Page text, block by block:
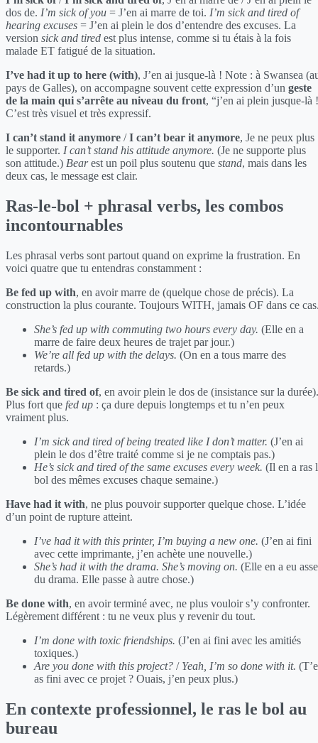
dos de. I’m sick of you = J’en ai marre de toi. I’m sick and tired of
hearing excuses = J’en ai plein le dos d’entendre des excuses. La
version sick and tired est plus intense, comme si tu étais à la fois
malade ET fatigué de la situation.
I’ve had it up to here (with), J’en ai jusque-là ! Note : à Swansea
pays de Galles), on accompagne souvent cette expression d’un geste
de la main qui s’arrête au niveau du front, “j’en ai plein jusque-là
C’est très visuel et très expressif.
I can’t stand it anymore /I can’t bear it anymore, Je ne peux plus
le supporter. I can’t stand his attitude anymore. (Je ne supporte plus
son attitude.) Bearest un poil plus soutenu que stand, mais dans les
deux cas, le message est clair.
Ras-le-bol + phrasal verbs, les combos
incontournables
Les phrasal verbs sont partout quand on exprime la frustration. En
voici quatre que tu entendras constamment :
Be fed up with, en avoir marre de (quelque chose de précis). La
construction la plus courante. Toujours WITH, jamais OF dans ce
She’s fed up with commuting two hours every day. (Elle en a
marre de faire deux heures de trajet par jour.)
We’re all fed up with the delays. (On en a tous marre des
retards.)
Be sick and tired of, en avoir plein le dos de (insistance sur la durée).
Plus fort que fed up : ça dure depuis longtemps et tu n’en peux
vraiment plus.
I’m sick and tired of being treated like I don’t matter. (J’en ai
plein le dos d’être traité comme si je ne comptais pas.)
He’s sick and tired of the same excuses every week. (Il en a ras
bol des mêmes excuses chaque semaine.)
Have had it with, ne plus pouvoir supporter quelque chose. L’idée
d’un point de rupture atteint.
I’ve had it with this printer, I’m buying a new one. (J’en ai fini
avec cette imprimante, j’en achète une nouvelle.)
She’s had it with the drama. She’s moving on. (Elle en a eu
du drama. Elle passe à autre chose.)
Be done with, en avoir terminé avec, ne plus vouloir s’y confronter.
Légèrement différent : tu ne veux plus y revenir du tout.
I’m done with toxic friendships. (J’en ai fini avec les amitiés
toxiques.)
Are you done with this project? / Yeah, I’m so done with it.
as fini avec ce projet ? Ouais, j’en peux plus.)
En contexte professionnel, le ras le bol au
bureau